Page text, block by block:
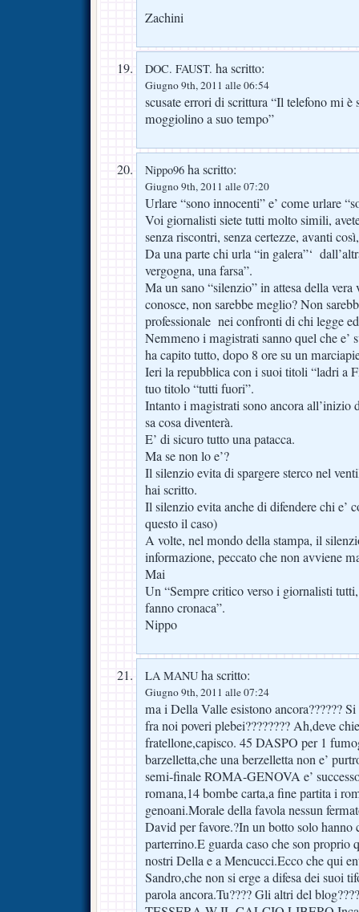
Zachini
DOC. FAUST. ha scritto:
Giugno 9th, 2011 alle 06:54
scusate errori di scrittura “Il telefono mi è
moggiolino a suo tempo”
Nippo96 ha scritto:
Giugno 9th, 2011 alle 07:20
Urlare “sono innocenti” e’ come urlare
Voi giornalisti siete tutti molto simili,
senza riscontri, senza certezze, avanti
Da una parte chi urla “in galera”‘
vergogna, una farsa”.
Ma un sano “silenzio” in attesa della vera
conosce, non sarebbe meglio? Non
professionale nei confronti di chi legge
Nemmeno i magistrati sanno quel che e’
ha capito tutto, dopo 8 ore su un
Ieri la repubblica con i suoi titoli “ladri a
tuo titolo “tutti fuori”.
Intanto i magistrati sono ancora all’inizio
sa cosa diventerà.
E’ di sicuro tutto una patacca.
Ma se non lo e’?
Il silenzio evita di spargere sterco nel
hai scritto.
Il silenzio evita anche di difendere chi e’
questo il caso)
A volte, nel mondo della stampa, il
informazione, peccato che non avviene
Mai
Un “Sempre critico verso i giornalisti
fanno cronaca”.
Nippo
LA MANU ha scritto:
Giugno 9th, 2011 alle 07:24
ma i Della Valle esistono ancora??????
fra noi poveri plebei???????? Ah,deve
fratellone,capisco. 45 DASPO per 1
barzelletta,che una berzelletta non e’
semi-finale ROMA-GENOVA e’
romana,14 bombe carta,a fine partita i
genoani.Morale della favola nessun
David per favore.?In un botto solo hanno
parterrino.E guarda caso che son proprio
nostri Della e a Mencucci.Ecco che qui
Sandro,che non si erge a difesa dei suoi
parola ancora.Tu???? Gli altri del